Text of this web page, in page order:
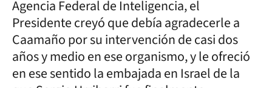
Agencia Federal de Inteligencia, el
Presidente creyó que debía agradecerle a
Caamaño por su intervención de casi dos
años y medio en ese organismo, y le ofreció
en ese sentido la embajada en Israel de la